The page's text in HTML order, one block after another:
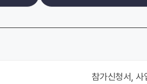
참가신청서, 사